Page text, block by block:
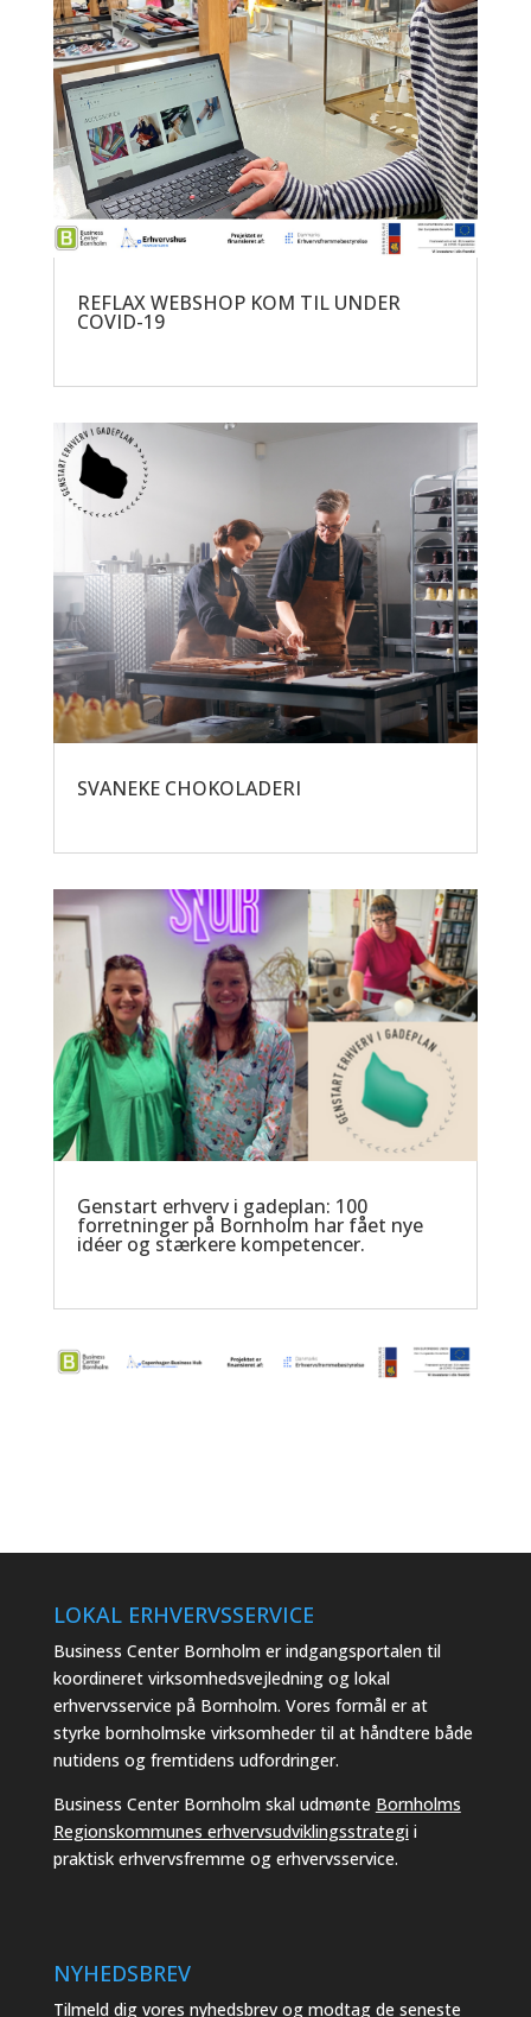
REFLAX WEBSHOP KOM TIL UNDER
COVID-19
SVANEKE CHOKOLADERI
Genstart erhverv i gadeplan: 100
forretninger på Bornholm har fået nye
idéer og stærkere kompetencer.
LOKAL ERHVERVSSERVICE
Business Center Bornholm er indgangsportalen til
koordineret virksomhedsvejledning og lokal
erhvervsservice på Bornholm. Vores formål er at
styrke bornholmske virksomheder til at håndtere både
nutidens og fremtidens udfordringer.
Business Center Bornholm skal udmønte Bornholms
Regionskommunes erhvervsudviklingsstrategii
praktisk erhvervsfremme og erhvervsservice.
NYHEDSBREV
Tilmeld dig vores nyhedsbrev og modtag de seneste